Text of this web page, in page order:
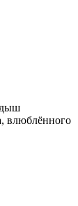
влюблённого